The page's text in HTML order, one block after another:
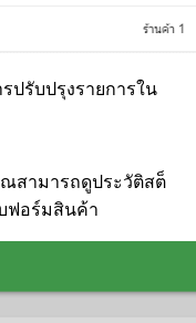
ปรับปรุงรายการใน
สามารถดูประวัติสต็
ฟอร์มสินค้า